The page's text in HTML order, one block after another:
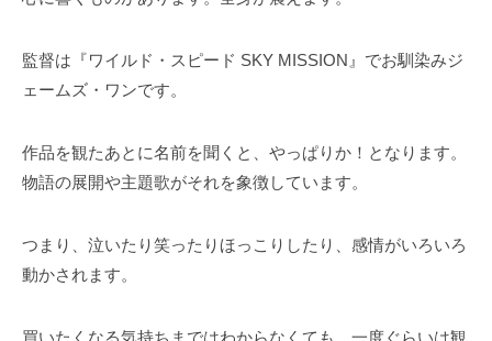
監督は『ワイルド・スピード SKY MISSION』でお馴染みジ
ェームズ・ワンです。
作品を観たあとに名前を聞くと、やっぱりか！となります。
物語の展開や主題歌がそれを象徴しています。
つまり、泣いたり笑ったりほっこりしたり、感情がいろいろ
動かされます。
買いたくなる気持ちまではわからなくても、一度ぐらいは観